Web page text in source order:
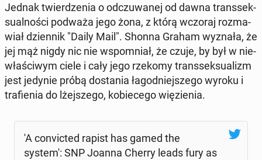
Jednak twier­dze­nia o od­czu­wa­nej od dawna trans­sek­
su­al­no­ści podważa jego żona, z którą wczoraj roz­ma­
wiał dzien­nik "Daily Mail". Shonna Graham wyznała, że
jej mąż nigdy nic nie wspo­mniał, że czuje, by był w nie­
wła­ści­wym ciele i cały jego rzekomy trans­sek­su­alizm
jest jedynie próbą do­sta­nia ła­god­niej­sze­go wyroku i
tra­fie­nia do lżej­sze­go, ko­bie­ce­go wię­zie­nia.
'A co­nvic­ted rapist has gamed the
system': SNP Joanna Cherry leads fury as